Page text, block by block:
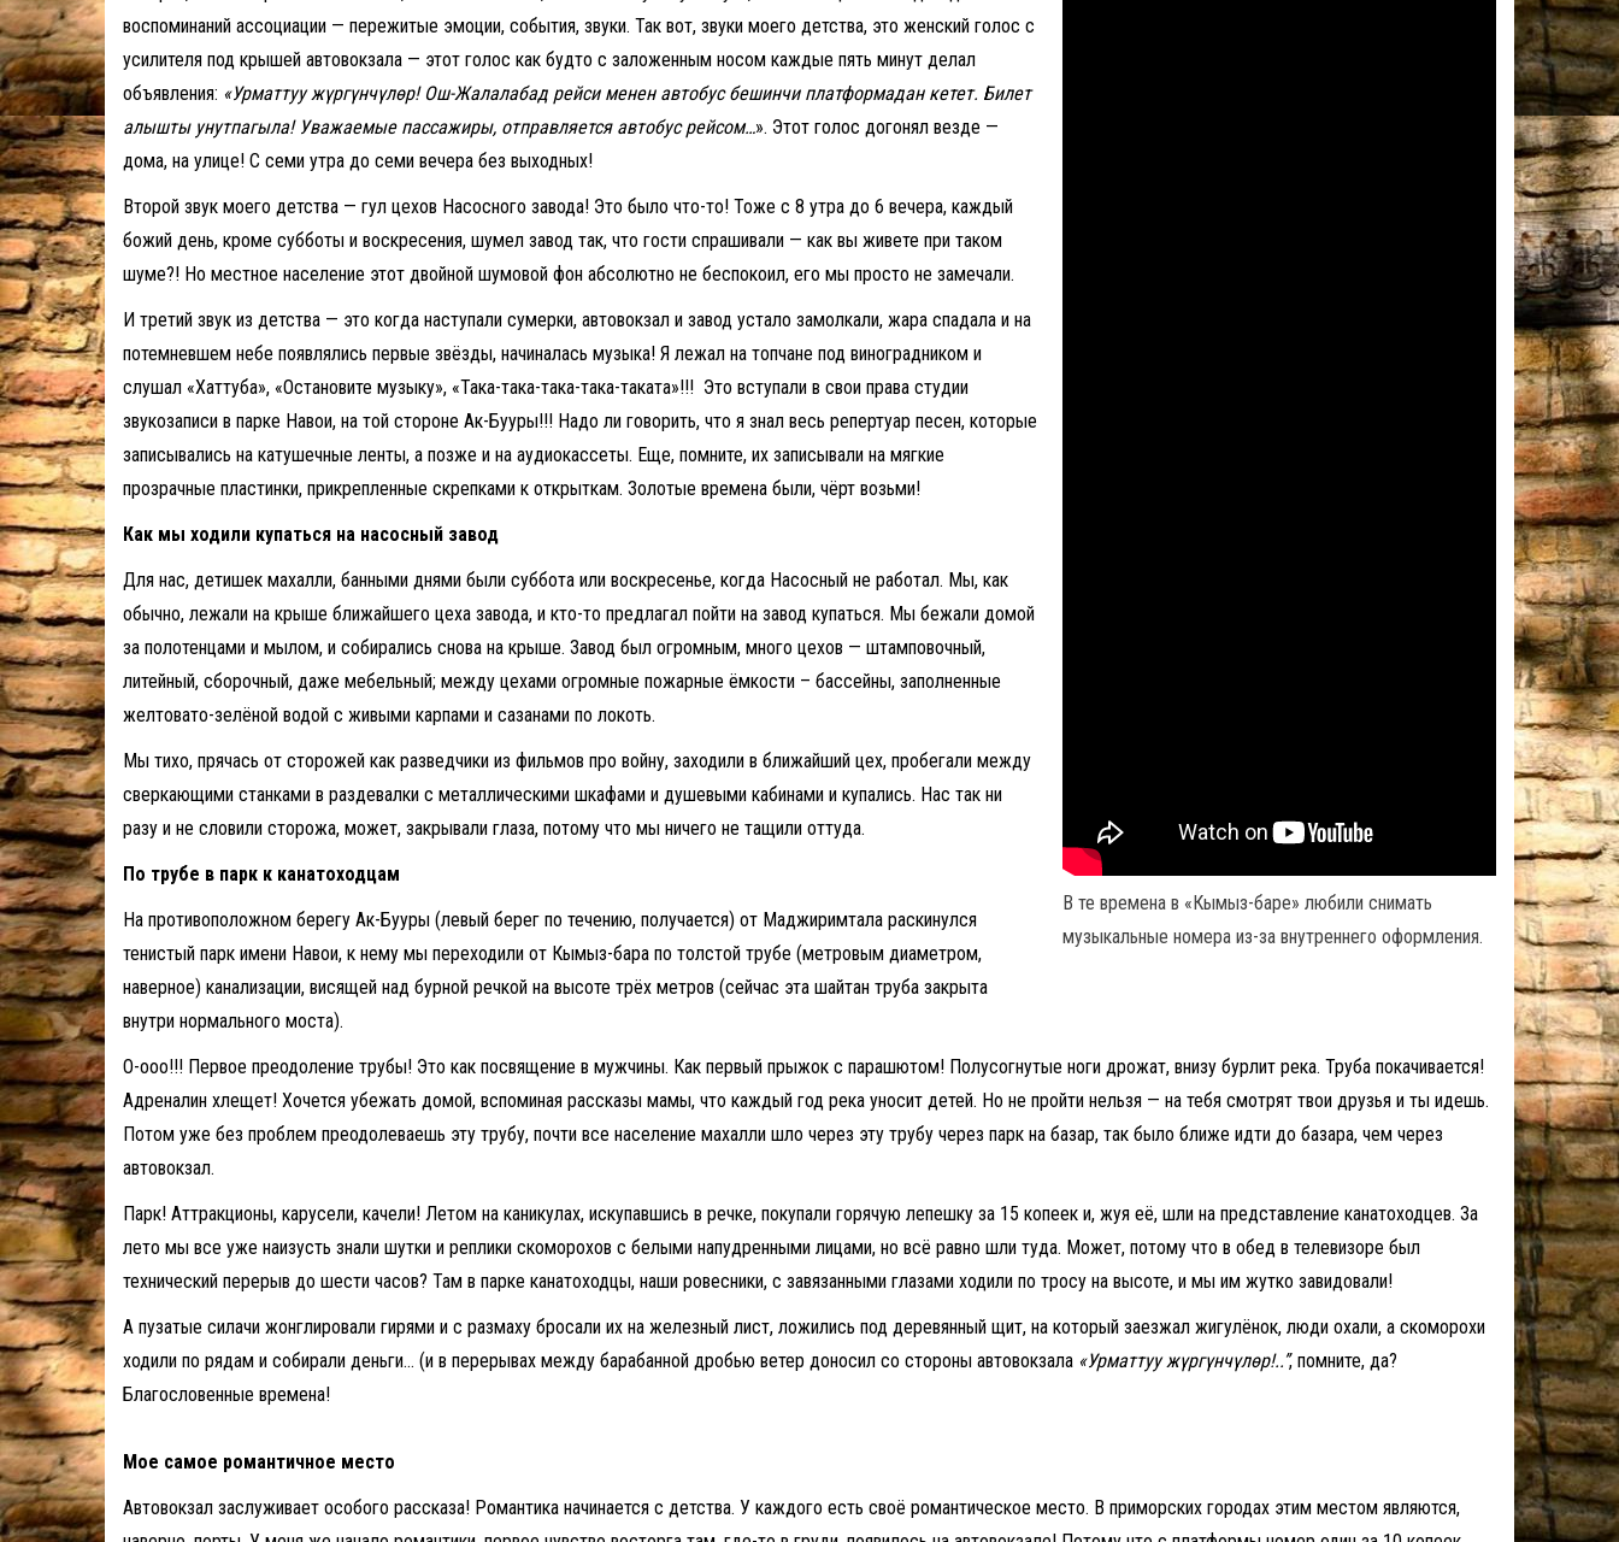
В те времена в «Кымыз-баре» любили снимать
музыкальные номера из-за внутреннего оформления.
воспоминаний ассоциации — пережитые эмоции, события, звуки. Так вот, звуки моего детства, это женский голос с
усилителя под крышей автовокзала — этот голос как будто с заложенным носом каждые пять минут делал
объявления: «Урматтуу жүргүнчүлөр! Ош-Жалалабад рейси менен автобус бешинчи платформадан кетет. Билет
алышты унутпагыла! Уважаемые пассажиры, отправляется автобус рейсом…». Этот голос догонял везде —
дома, на улице! С семи утра до семи вечера без выходных!
Второй звук моего детства — гул цехов Насосного завода! Это было что-то! Тоже с 8 утра до 6 вечера, каждый
божий день, кроме субботы и воскресения, шумел завод так, что гости спрашивали — как вы живете при таком
шуме?! Но местное население этот двойной шумовой фон абсолютно не беспокоил, его мы просто не замечали.
И третий звук из детства — это когда наступали сумерки, автовокзал и завод устало замолкали, жара спадала и на
потемневшем небе появлялись первые звёзды, начиналась музыка! Я лежал на топчане под виноградником и
слушал «Хаттуба», «Остановите музыку», «Така-така-така-така-таката»!!! Это вступали в свои права студии
звукозаписи в парке Навои, на той стороне Ак-Бууры!!! Надо ли говорить, что я знал весь репертуар песен, которые
записывались на катушечные ленты, а позже и на аудиокассеты. Еще, помните, их записывали на мягкие
прозрачные пластинки, прикрепленные скрепками к открыткам. Золотые времена были, чёрт возьми!
Как мы ходили купаться на насосный завод
Для нас, детишек махалли, банными днями были суббота или воскресенье, когда Насосный не работал. Мы, как
обычно, лежали на крыше ближайшего цеха завода, и кто-то предлагал пойти на завод купаться. Мы бежали домой
за полотенцами и мылом, и собирались снова на крыше. Завод был огромным, много цехов — штамповочный,
литейный, сборочный, даже мебельный; между цехами огромные пожарные ёмкости – бассейны, заполненные
желтовато-зелёной водой с живыми карпами и сазанами по локоть.
Мы тихо, прячась от сторожей как разведчики из фильмов про войну, заходили в ближайший цех, пробегали между
сверкающими станками в раздевалки с металлическими шкафами и душевыми кабинами и купались. Нас так ни
разу и не словили сторожа, может, закрывали глаза, потому что мы ничего не тащили оттуда.
По трубе в парк к канатоходцам
На противоположном берегу Ак-Бууры (левый берег по течению, получается) от Маджиримтала раскинулся
тенистый парк имени Навои, к нему мы переходили от Кымыз-бара по толстой трубе (метровым диаметром,
наверное) канализации, висящей над бурной речкой на высоте трёх метров (сейчас эта шайтан труба закрыта
внутри нормального моста).
О-ооо!!! Первое преодоление трубы! Это как посвящение в мужчины. Как первый прыжок с парашютом! Полусогнутые ноги дрожат, внизу бурлит река. Труба покачивается!
Адреналин хлещет! Хочется убежать домой, вспоминая рассказы мамы, что каждый год река уносит детей. Но не пройти нельзя — на тебя смотрят твои друзья и ты идешь.
Потом уже без проблем преодолеваешь эту трубу, почти все население махалли шло через эту трубу через парк на базар, так было ближе идти до базара, чем через
автовокзал.
Парк! Аттракционы, карусели, качели! Летом на каникулах, искупавшись в речке, покупали горячую лепешку за 15 копеек и, жуя её, шли на представление канатоходцев. За
лето мы все уже наизусть знали шутки и реплики скоморохов с белыми напудренными лицами, но всё равно шли туда. Может, потому что в обед в телевизоре был
технический перерыв до шести часов? Там в парке канатоходцы, наши ровесники, с завязанными глазами ходили по тросу на высоте, и мы им жутко завидовали!
А пузатые силачи жонглировали гирями и с размаху бросали их на железный лист, ложились под деревянный щит, на который заезжал жигулёнок, люди охали, а скоморохи
ходили по рядам и собирали деньги… (и в перерывах между барабанной дробью ветер доносил со стороны автовокзала «Урматтуу жүргүнчүлөр!..”, помните, да?
Благословенные времена!
Мое самое романтичное место
Автовокзал заслуживает особого рассказа! Романтика начинается с детства. У каждого есть своё романтическое место. В приморских городах этим местом являются,